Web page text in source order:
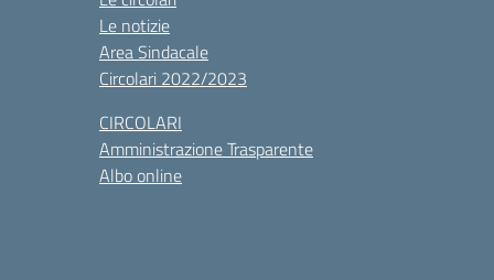
Le notizie
Area Sindacale
Circolari 2022/2023
CIRCOLARI
Amministrazione Trasparente
Albo online